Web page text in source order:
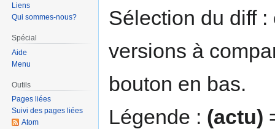
navigation
recherche
Sélection du diff
versions à
bouton en bas.
Légende : (actu)
Liens
Qui sommes-nous?
Spécial
Aide
Menu
Outils
Pages liées
Suivi des pages liées
Atom